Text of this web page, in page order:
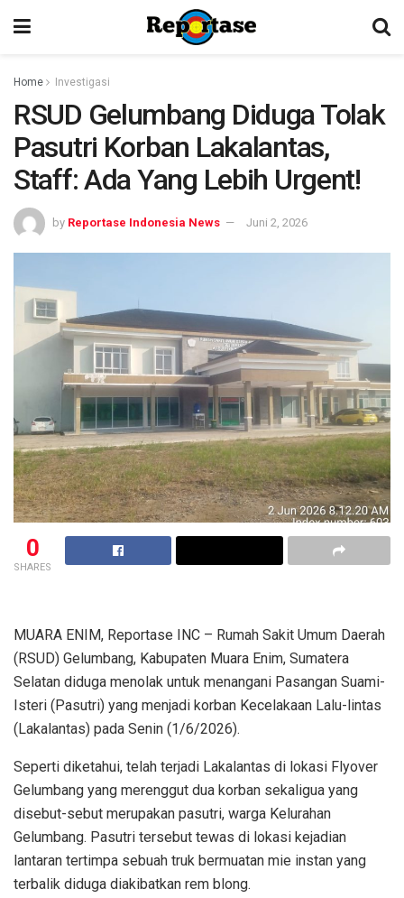
Home Investigasi
RSUD Gelumbang Diduga Tolak
Pasutri Korban Lakalantas,
Staff: Ada Yang Lebih Urgent!
by Reportase Indonesia News Juni 2, 2026
0
SHARES
MUARA ENIM, Reportase INC – Rumah Sakit Umum Daerah
(RSUD) Gelumbang, Kabupaten Muara Enim, Sumatera
Selatan diduga menolak untuk menangani Pasangan Suami-
Isteri (Pasutri) yang menjadi korban Kecelakaan Lalu-lintas
(Lakalantas) pada Senin (1/6/2026).
Seperti diketahui, telah terjadi Lakalantas di lokasi Flyover
Gelumbang yang merenggut dua korban sekaligua yang
disebut-sebut merupakan pasutri, warga Kelurahan
Gelumbang. Pasutri tersebut tewas di lokasi kejadian
lantaran tertimpa sebuah truk bermuatan mie instan yang
terbalik diduga diakibatkan rem blong.